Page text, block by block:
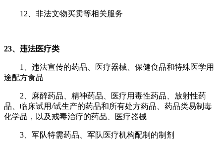
12、非法文物买卖等相关服务
23、违法医疗类
1、 违法宣传的药品、医疗器械、保健食品和特殊医学用
途配方食品
2、麻醉药品、精神药品、医疗用毒性药品、放射性药
品、临床试用/试生产的药品和所有处方药品、药品类易制毒
化学品，以及戒毒治疗的药品、医疗器械
3、军队特需药品、军队医疗机构配制的制剂